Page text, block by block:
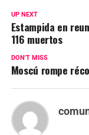
UP NEXT
Estampida en
116 muertos
DON'T MISS
Moscú rompe